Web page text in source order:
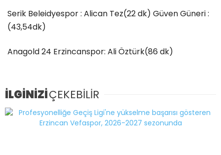
Serik Beleidyespor : Alican Tez(22 dk) Güven Güneri :
(43,54dk)
Anagold 24 Erzincanspor: Ali Öztürk(86 dk)
İLGİNİZİÇEKEBİLİR